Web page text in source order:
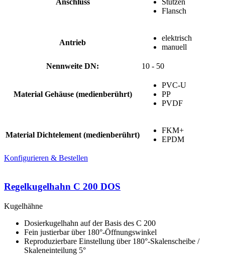
Anschluss
Stutzen
Flansch
Antrieb
elektrisch
manuell
Nennweite DN: 10 - 50
Material Gehäuse (medienberührt)
PVC-U
PP
PVDF
Material Dichtelement (medienberührt)
FKM+
EPDM
Konfigurieren & Bestellen
Regelkugelhahn C 200 DOS
Kugelhähne
Dosierkugelhahn auf der Basis des C 200
Fein justierbar über 180°-Öffnungswinkel
Reproduzierbare Einstellung über 180°-Skalenscheibe /
Skaleneinteilung 5°